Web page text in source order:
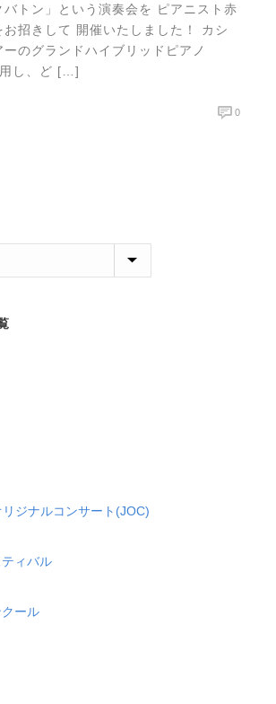
バトン」という演奏会を ピアニスト赤
お招きして 開催いたしました！ カシ
のグランドハイブリッドピアノ
し、ど […]
0
ジナルコンサート(JOC)
ィバル
ール